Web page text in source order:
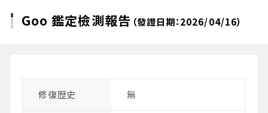
Goo 鑑定檢測報告 （發證日期：2026/04/16）
修復歴史 無